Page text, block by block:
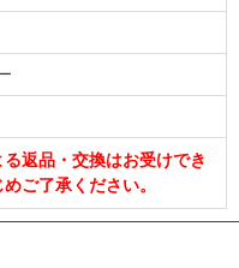
返品・交換はお受けでき
ご了承ください。